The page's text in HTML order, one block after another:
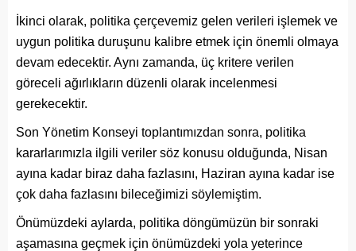
İkinci olarak, politika çerçevemiz gelen verileri işlemek ve
uygun politika duruşunu kalibre etmek için önemli olmaya
devam edecektir. Aynı zamanda, üç kritere verilen
göreceli ağırlıkların düzenli olarak incelenmesi
gerekecektir.
Son Yönetim Konseyi toplantımızdan sonra, politika
kararlarımızla ilgili veriler söz konusu olduğunda, Nisan
ayına kadar biraz daha fazlasını, Haziran ayına kadar ise
çok daha fazlasını bileceğimizi söylemiştim.
Önümüzdeki aylarda, politika döngümüzün bir sonraki
aşamasına geçmek için önümüzdeki yola yeterince